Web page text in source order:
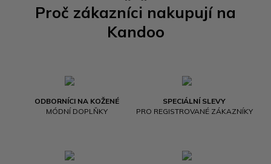
Proč zákazníci nakupují na
Kandoo
ODBORNÍCI NA KOŽENÉ
MÓDNÍ DOPLŇKY
SPECIÁLNÍ SLEVY
PRO REGISTROVANÉ ZÁKAZNÍKY